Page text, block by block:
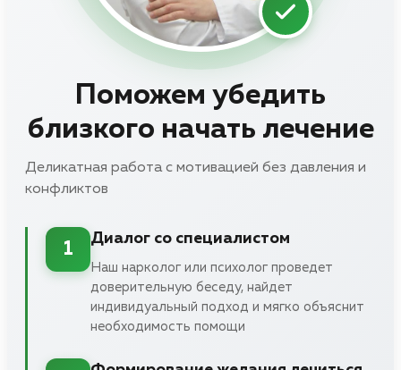
Поможем убедить
близкого начать лечение
Деликатная работа с мотивацией без давления и
конфликтов
1
Диалог со специалистом
Наш нарколог или психолог проведет
доверительную беседу, найдет
индивидуальный подход и мягко объяснит
необходимость помощи